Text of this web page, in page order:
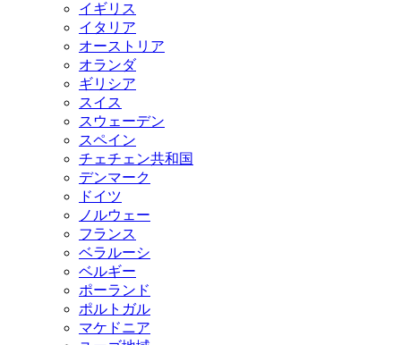
イギリス
イタリア
オーストリア
オランダ
ギリシア
スイス
スウェーデン
スペイン
チェチェン共和国
デンマーク
ドイツ
ノルウェー
フランス
ベラルーシ
ベルギー
ポーランド
ポルトガル
マケドニア